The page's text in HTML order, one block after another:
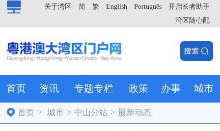
开启长者助手
Português
English
繁
简
关于湾区
湾区随心配
首页 资讯 专题专栏 政策 办事 城市
首页 >城市 > 中山分站 >最新动态